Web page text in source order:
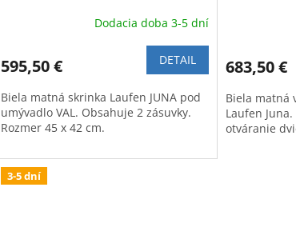
Dodacia doba 3-5 dní
595,50 € DETAIL
Biela matná skrinka Laufen JUNA pod
umývadlo VAL. Obsahuje 2 zásuvky.
Rozmer 45 x 42 cm.
683,50 €
Biela matná
Laufen
otváranie
3-5 dní